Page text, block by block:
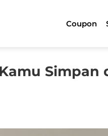
Coupon
Simpan